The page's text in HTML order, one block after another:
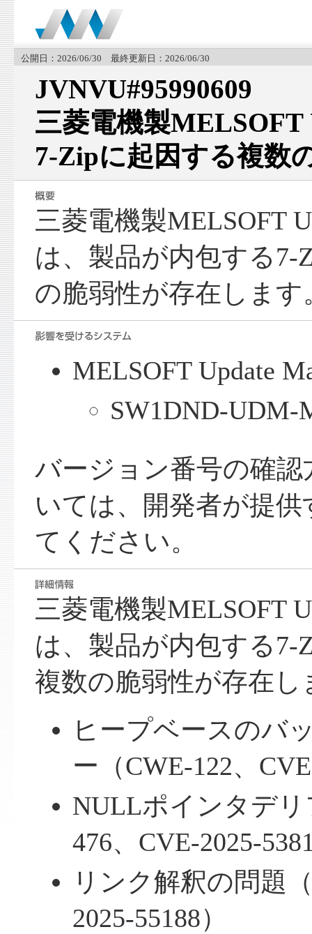
公開日：2026/06/30 最終更新日：2026/06/30
JVNVU#95990609
三菱電機製MELSOFT
7-Zipに起因する複数
三菱電機製MELSOFT
は、製品が内包する7-
の脆弱性が存在します
MELSOFT Update
SW1DND-UDM-
バージョン番号の確
いては、開発者が提
てください。
三菱電機製MELSOFT
は、製品が内包する7-
複数の脆弱性が存在し
ヒープベースのバ
ー（CWE-122、
NULLポインタデ
476、CVE-2025-
リンク解釈の問題
2025-55188）